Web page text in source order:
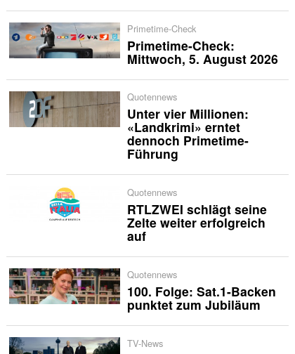
Primetime-Check
Primetime-Check:
Mittwoch, 5. August 2026
Quotennews
Unter vier Millionen:
«Landkrimi» erntet
dennoch Primetime-
Führung
Quotennews
RTLZWEI schlägt seine
Zelte weiter erfolgreich
auf
Quotennews
100. Folge: Sat.1-Backen
punktet zum Jubiläum
TV-News